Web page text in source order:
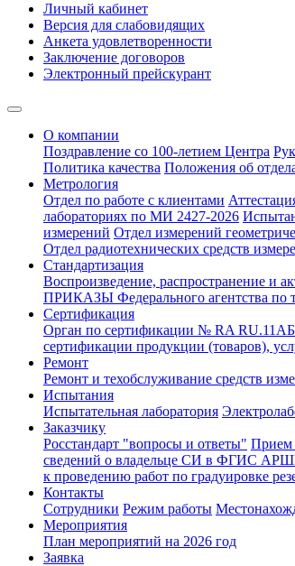
Личный кабинет
Версия для слабовидящих
Анкета удовлетворенности
Заключение договоров
Электронный прейскурант
О компании
Поздравление со 100-летием Центра
Политика качества Положения об
Метрология
Отдел по работе с клиентами
лабораториях по МИ 2427-2026
измерений Отдел измерений
Отдел радиотехнических средств
Стандартизация
Воспроизведение, распространение и
ПРИКАЗЫ Федерального агентства по
Сертификация
Орган по сертификации № RA
сертификации продукции (товаров),
Ремонт
Ремонт и техобслуживание средств
Испытания
Испытательная лаборатория
Заказчику
Росстандарт "вопросы и ответы" Прием
сведений о владельце СИ в ФГИС
к проведению работ по градуировке
Контакты
Сотрудники Режим работы
Мероприятия
План мероприятий на 2026 год
Заявка